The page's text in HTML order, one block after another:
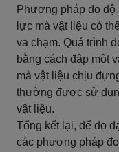
Phương pháp đo
lực mà vật liệu có
va chạm. Quá trình
bằng cách đập một
mà vật liệu chịu
thường được sử
vật liệu.
Tổng kết lại, để đo
các phương pháp